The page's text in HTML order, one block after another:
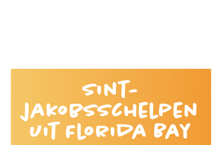
Sint-
jakobsschelpen
uit Florida Bay